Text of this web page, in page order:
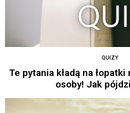
QUIZY
Te pytania kładą na
osoby! Jak